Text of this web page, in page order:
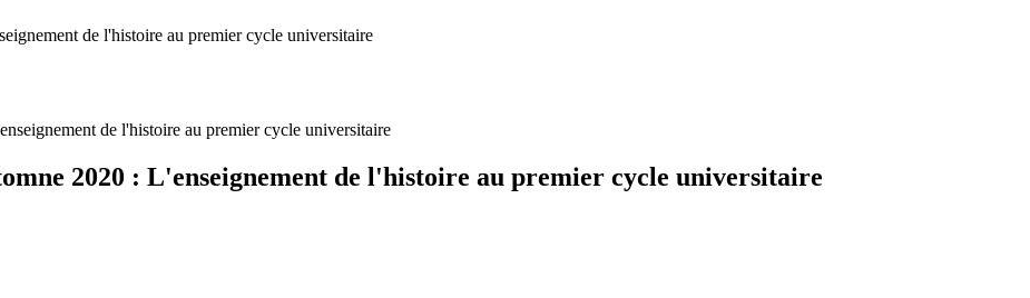
de l'histoire au premier cycle universitaire
2020 : L'enseignement de l'histoire au premier cycle universitaire